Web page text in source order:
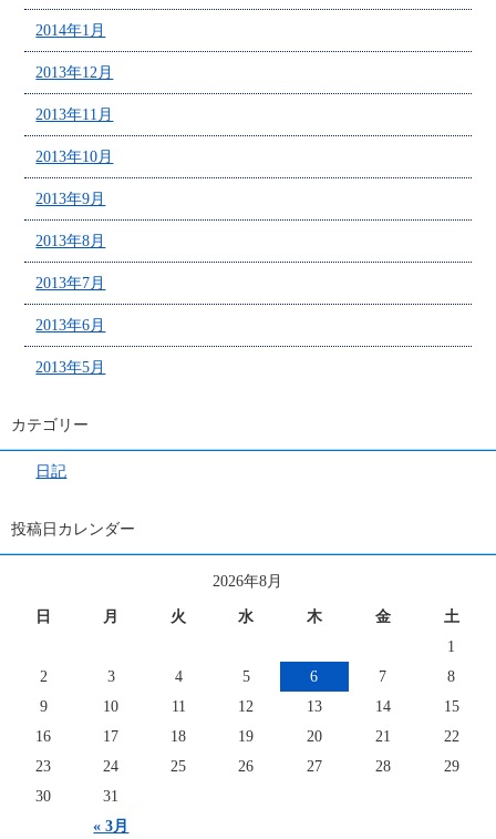
2014年1月
2013年12月
2013年11月
2013年10月
2013年9月
2013年8月
2013年7月
2013年6月
2013年5月
カテゴリー
日記
投稿日カレンダー
2026年8月
日 月 火 水 木 金 土
« 3月
1
2
3 4 5 6 7
8
9
10 11 12 13 14
15
16
17 18 19 20 21
22
23
24 25 26 27 28
29
30
31